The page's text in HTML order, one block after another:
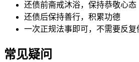
还债前斋戒沐浴，保持恭敬心态
还债后保持善行，积累功德
一次正规法事即可，不需要反复
常见疑问